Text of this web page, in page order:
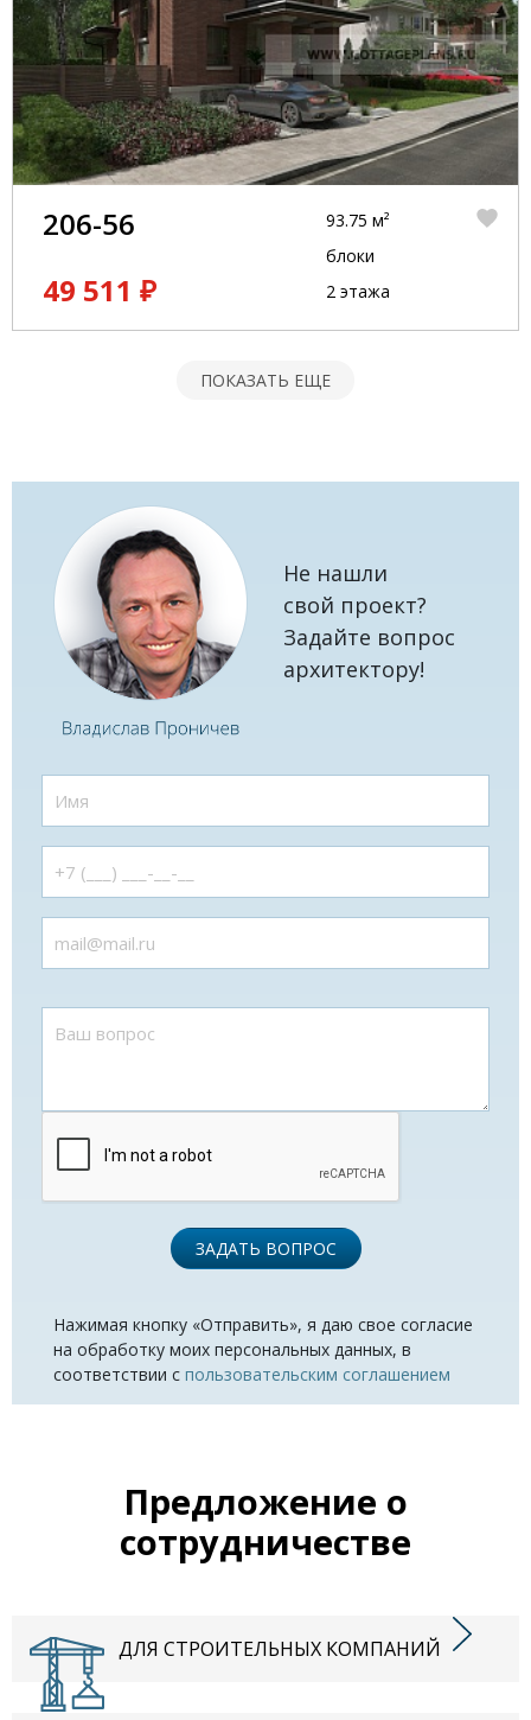
206-56
49 511 ₽
93.75 м²
блоки
2 этажа
ПОКАЗАТЬ ЕЩЕ
Не нашли
свой проект?
Задайте вопрос
архитектору!
ЗАДАТЬ ВОПРОС
Нажимая кнопку «Отправить», я даю свое согласие
на обработку моих персональных данных, в
соответствии с пользовательским соглашением
Предложение о
сотрудничестве
ДЛЯ СТРОИТЕЛЬНЫХ КОМПАНИЙ